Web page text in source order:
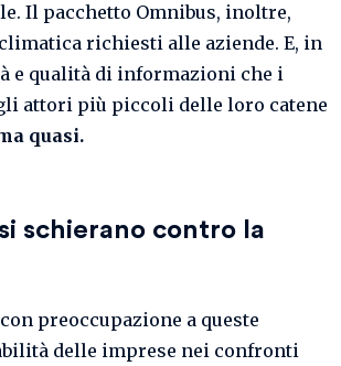
Il pacchetto Omnibus, inoltre,
richiesti alle aziende. E, in
e qualità di informazioni che i
attori più piccoli delle loro catene
quasi.
schierano contro la
preoccupazione a queste
delle imprese nei confronti